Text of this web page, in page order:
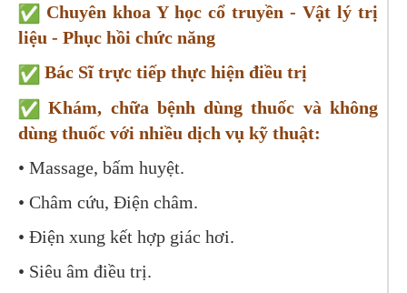
Chuyên khoa Y học cổ truyền - Vật lý trị
liệu - Phục hồi chức năng
Bác Sĩ trực tiếp thực hiện điều trị
Khám, chữa bệnh dùng thuốc và không
dùng thuốc với nhiều dịch vụ kỹ thuật:
• Massage, bấm huyệt.
• Châm cứu, Điện châm.
• Điện xung kết hợp giác hơi.
• Siêu âm điều trị.